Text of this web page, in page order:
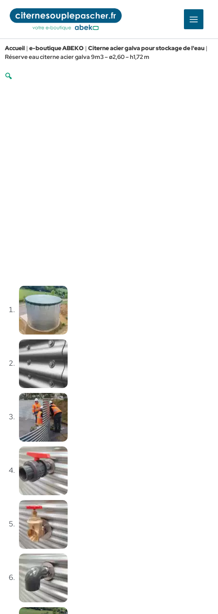
contenu
Accueil | e-boutique ABEKO | Citerne acier galva pour stockage de l'eau |
Réserve eau citerne acier galva 9m3 – ø2,60 – h1,72 m
🔍